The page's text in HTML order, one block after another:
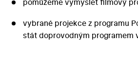
vybrané projekce z programu
stát doprovodným programem